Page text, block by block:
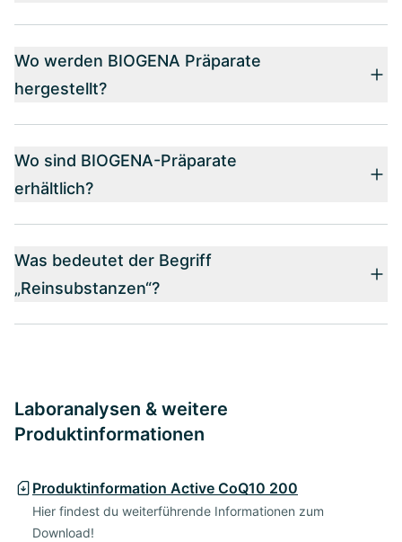
Wo werden BIOGENA Präparate
hergestellt?
Wo sind BIOGENA-Präparate
erhältlich?
Was bedeutet der Begriff
„Reinsubstanzen“?
Laboranalysen & weitere
Produktinformationen
Produktinformation Active CoQ10 200
Hier findest du weiterführende Informationen zum
Download!